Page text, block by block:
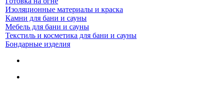
Изоляционные материалы и краска
Камни для бани и сауны
Мебель для бани и сауны
Текстиль и косметика для бани и сауны
Бондарные изделия